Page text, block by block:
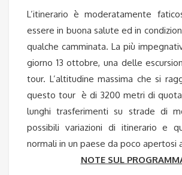
L’itinerario è moderatamente
essere in buona salute ed in
qualche camminata. La più
giorno 13 ottobre, una delle
tour. L’altitudine massima che si
questo tour è di 3200 metri di
lunghi trasferimenti su strade di
possibili variazioni di itinerario e
normali in un paese da poco apertosi
NOTE SUL